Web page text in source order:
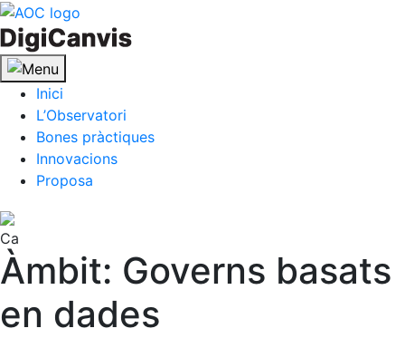
Skip
to
content
Inici
L’Observatori
Bones pràctiques
Innovacions
Proposa
Ca
Àmbit: Governs basats
en dades